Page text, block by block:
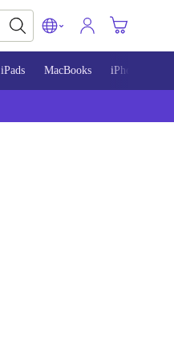
iPads MacBooks iPhone 13